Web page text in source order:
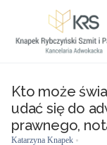
Kto może
udać się do
prawnego,
Katarzyna Knapek